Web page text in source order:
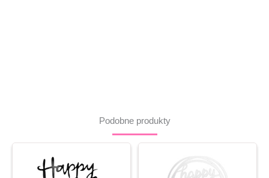
Podobne produkty